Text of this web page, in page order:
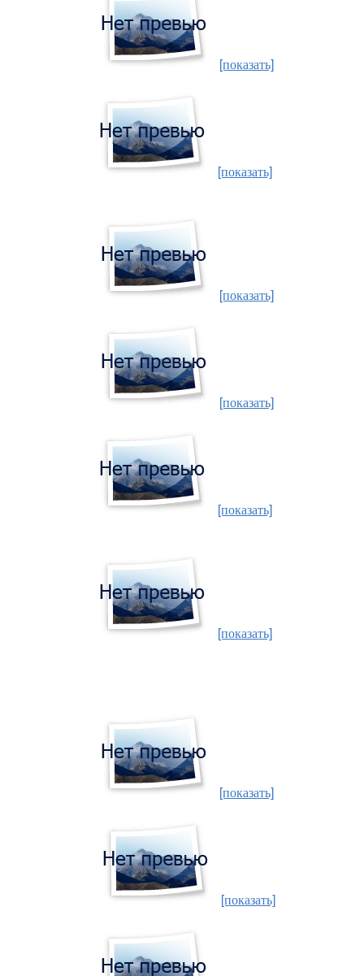
[показать]
[показать]
[показать]
[показать]
[показать]
[показать]
[показать]
[показать]